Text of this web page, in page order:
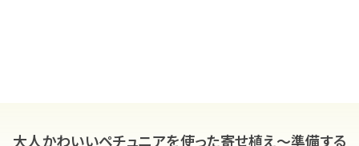
大人かわいいペチュニアを使った寄せ植え～準備する